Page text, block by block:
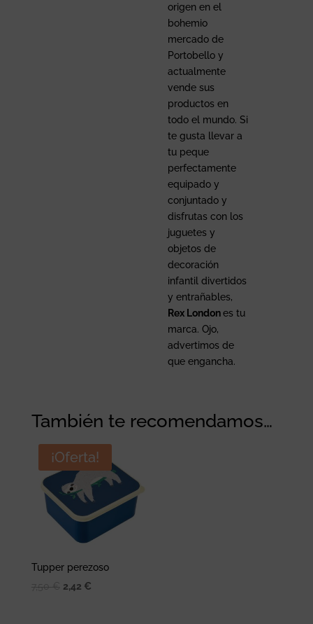
origen en el
bohemio
mercado de
Portobello y
actualmente
vende sus
productos en
todo el mundo. Si
te gusta llevar a
tu peque
perfectamente
equipado y
conjuntado y
disfrutas con los
juguetes y
objetos de
decoración
infantil divertidos
y entrañables,
Rex Londones tu
marca. Ojo,
advertimos de
que engancha.
También te recomendamos…
¡Oferta!
Tupper perezoso
El
2,42 €El